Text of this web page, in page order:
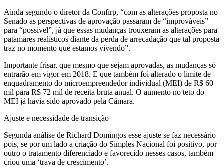
Ainda segundo o diretor da Confirp, “com as alterações proposta no
Senado as perspectivas de aprovação passaram de “improváveis”
para “possível”, já que essas mudanças trouxeram as alterações para
patamares realísticos diante da perda de arrecadação que tal proposta
traz no momento que estamos vivendo”.
Importante frisar, que mesmo que sejam aprovadas, as mudanças só
entrarão em vigor em 2018. E que também foi alterado o limite de
enquadramento do microempreendedor individual (MEI) de R$ 60
mil para R$ 72 mil de receita bruta anual. O aumento no teto do
MEI já havia sido aprovado pela Câmara.
Ajuste e necessidade de transição
Segunda análise de Richard Domingos esse ajuste se faz necessário
pois, se por um lado a criação do Simples Nacional foi positivo, por
outro o tratamento diferenciado e favorecido nesses casos, também
criou uma ‘trava de crescimento’.